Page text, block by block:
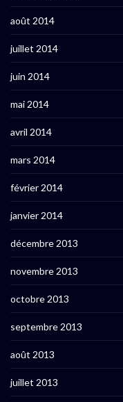
août 2014
juillet 2014
juin 2014
mai 2014
avril 2014
mars 2014
février 2014
janvier 2014
décembre 2013
novembre 2013
octobre 2013
septembre 2013
août 2013
juillet 2013